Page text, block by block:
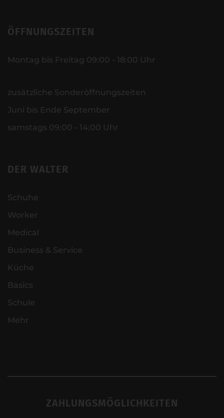
ÖFFNUNGSZEITEN
Montag bis Freitag 09:00 - 18:00 Uhr
zusätzliche Sonderöffnungszeiten
Juni bis Ende September
samstags 09:00 - 14:00 Uhr
DER WALTER
Schuhe
Worker
Medical
Business & Service
Küche
Basics
Schule
Mehr
ZAHLUNGSMÖGLICHKEITEN